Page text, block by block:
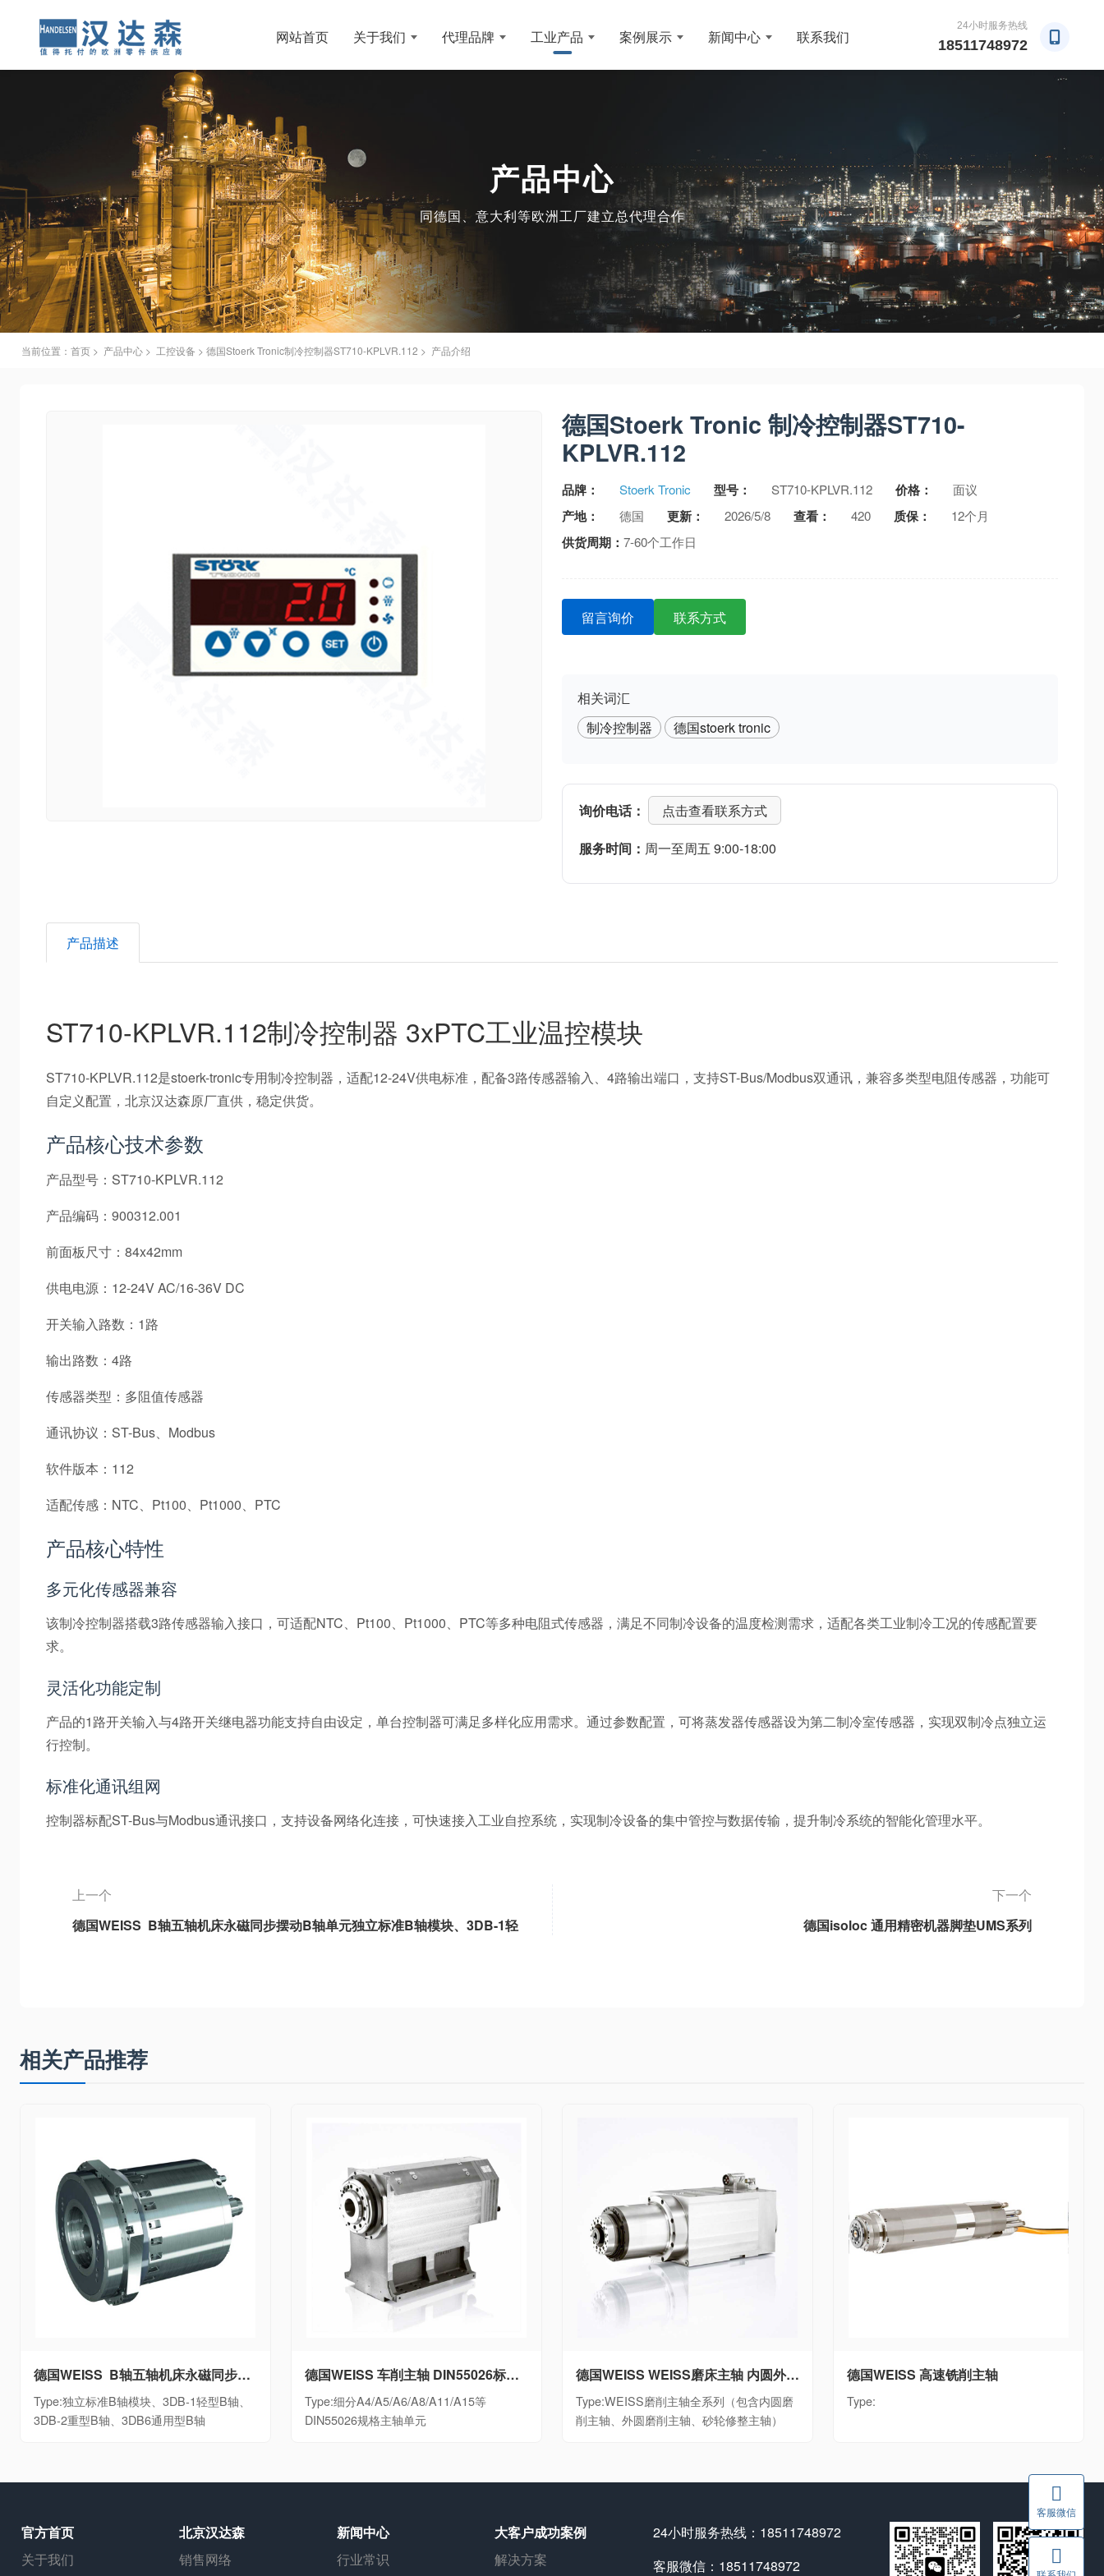
网站首页 关于我们 代理品牌 工业产品 案例展示 新闻中心 联系我们
24小时服务热线
18511748972
产品中心
同德国、意大利等欧洲工厂建立总代理合作
当前位置： 首页> 产品中心> 工控设备 > 德国Stoerk Tronic制冷控制器ST710-KPLVR.112 > 产品介绍
德国Stoerk Tronic 制冷控制器ST710-
KPLVR.112
品牌： Stoerk Tronic 型号： ST710-KPLVR.112 价格： 面议
产地： 德国 更新： 2026/5/8 查看： 420 质保： 12个月
供货周期： 7-60个工作日
留言询价 联系方式
相关词汇
制冷控制器
德国stoerk tronic
询价电话：
点击查看联系方式
服务时间： 周一至周五 9:00-18:00
产品描述
ST710-KPLVR.112制冷控制器 3xPTC工业温控模块
ST710-KPLVR.112是stoerk-tronic专用制冷控制器，适配12-24V供电标准，配备3路传感器输入、4路输出端口，支持ST-Bus/Modbus双通讯，兼容多类型电阻传感器，功能可
自定义配置，北京汉达森原厂直供，稳定供货。
产品核心技术参数
产品型号：ST710-KPLVR.112
产品编码：900312.001
前面板尺寸：84x42mm
供电电源：12-24V AC/16-36V DC
开关输入路数：1路
输出路数：4路
传感器类型：多阻值传感器
通讯协议：ST-Bus、Modbus
软件版本：112
适配传感：NTC、Pt100、Pt1000、PTC
产品核心特性
多元化传感器兼容
该制冷控制器搭载3路传感器输入接口，可适配NTC、Pt100、Pt1000、PTC等多种电阻式传感器，满足不同制冷设备的温度检测需求，适配各类工业制冷工况的传感配置要
求。
灵活化功能定制
产品的1路开关输入与4路开关继电器功能支持自由设定，单台控制器可满足多样化应用需求。通过参数配置，可将蒸发器传感器设为第二制冷室传感器，实现双制冷点独立运
行控制。
标准化通讯组网
控制器标配ST-Bus与Modbus通讯接口，支持设备网络化连接，可快速接入工业自控系统，实现制冷设备的集中管控与数据传输，提升制冷系统的智能化管理水平。
上一个
德国WEISS B轴五轴机床永磁同步摆动B轴单元独立标准B轴模块、3DB-1轻
下一个
德国isoloc 通用精密机器脚垫UMS系列
相关产品推荐
德国WEISS B轴五轴机床永磁同步摆动B轴单元独立标准B轴模块、3DB-1轻型B轴、3DB-2重型B轴、3DB6通用型B轴
Type:独立标准B轴模块、3DB-1轻型B轴、
3DB-2重型B轴、3DB6通用型B轴
德国WEISS 车削主轴 DIN55026标准大功率数控车床电主轴细分A4/A5/A6/A8/A11/A15等DIN55026规格主轴单元
Type:细分A4/A5/A6/A8/A11/A15等
DIN55026规格主轴单元
德国WEISS WEISS磨床主轴 内圆外圆磨削电主轴单元WEISS磨削主轴全系列（包含内圆磨削主轴、外圆磨削主轴、砂轮修整主轴）
Type:WEISS磨削主轴全系列（包含内圆磨
削主轴、外圆磨削主轴、砂轮修整主轴）
德国WEISS 高速铣削主轴
Type:
客服微信
官方首页
关于我们
北京汉达森
销售网络
新闻中心
行业常识
大客户成功案例
解决方案
24小时服务热线：18511748972
客服微信：18511748972